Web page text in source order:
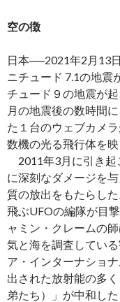
空の徴
日本──2021年2月13
ニチュード 7.1の地震
チュード９の地震が
月の地震後の数時間
た１台のウェブカメ
数機の光る飛行体を映
2011年3月に引き
に深刻なダメージを
質の放出をもたらし
飛ぶUFOの編隊が目
ャミン・クレームの
気と海を調査してい
ア・インターナショ
出された放射能の多
弟たち）」が中和した